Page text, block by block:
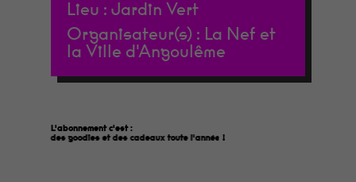
Lieu : Jardin Vert
Organisateur(s) : La Nef et
la Ville d'Angoulême
L'abonnement c'est :
des goodies et des cadeaux toute l'année !